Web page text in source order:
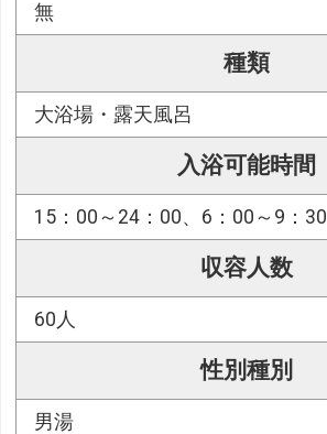
無
種類
大浴場・露天風呂
入浴可能時間
15：00～24：00、6：00～9：30
収容人数
60人
性別種別
男湯